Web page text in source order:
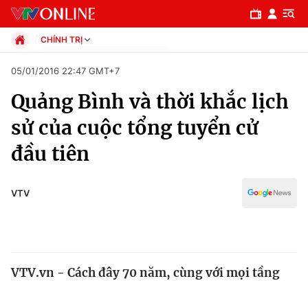
Chuyên mục
Chính trị
CHÍNH TRỊ
Xã hội
Pháp luật
Kinh tế
Thể thao
Truyền hình
05/01/2016 22:47 GMT+7
Quảng Bình và thời khắc lịch
sử của cuộc tổng tuyển cử
đầu tiên
VTV
VTV.vn - Cách đây 70 năm, cùng với mọi tầng